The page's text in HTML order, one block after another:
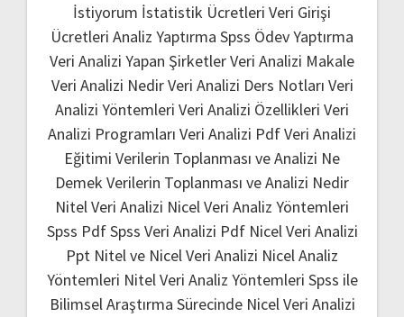
İstiyorum İstatistik Ücretleri Veri Girişi
Ücretleri Analiz Yaptırma Spss Ödev Yaptırma
Veri Analizi Yapan ŞirketlerVeri Analizi Makale
Veri Analizi NedirVeri Analizi Ders Notları Veri
Analizi Yöntemleri Veri Analizi Özellikleri Veri
Analizi Programları Veri Analizi PdfVeri Analizi
Eğitimi Verilerin Toplanması ve Analizi Ne
Demek Verilerin Toplanması ve Analizi Nedir
Nitel Veri Analizi Nicel Veri Analiz Yöntemleri
Spss PdfSpss Veri Analizi Pdf Nicel Veri Analizi
Ppt Nitel ve Nicel Veri Analizi Nicel Analiz
Yöntemleri Nitel Veri Analiz Yöntemleri Spss ile
Bilimsel Araştırma Sürecinde Nicel Veri Analizi